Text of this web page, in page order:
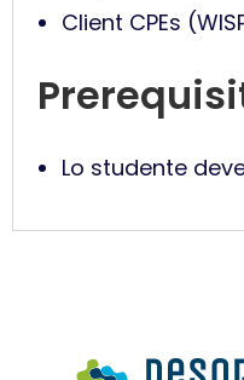
Client CPEs
Lo studente